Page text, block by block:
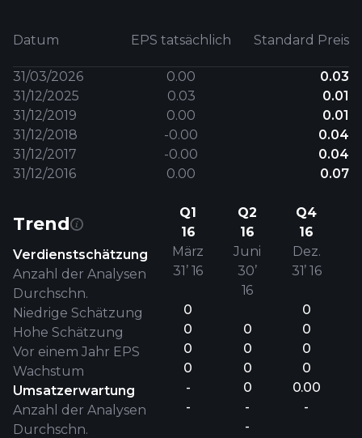
Datum EPS tatsächlich Standard Preis
31/03/2026 0.00
0.03
31/12/2025
0.03
0.01
31/12/2019
0.00
0.01
31/12/2018
-0.00
0.04
31/12/2017
-0.00
0.04
31/12/2016
0.00 0.07
Trend
Verdienstschätzung
Anzahl der Analysen
Durchschn.
Niedrige Schätzung
Hohe Schätzung
Vor einem Jahr EPS
Wachstum
Umsatzerwartung
Anzahl der Analysen
Durchschn.
Q1
16
März
31’ 16
0
0
0
0
-
-
Q2
16
Juni
30’
16
0
0
0
0
-
-
Q4
16
Dez.
31’ 16
0
0
0
0
0.00
-